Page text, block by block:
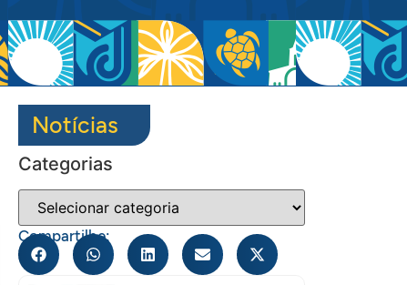
Notícias
Categorias
Compartilhe: